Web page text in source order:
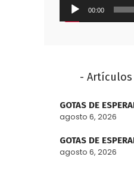
00:00
-
GOTAS DE
agosto 6, 2026
GOTAS DE
agosto 6, 2026